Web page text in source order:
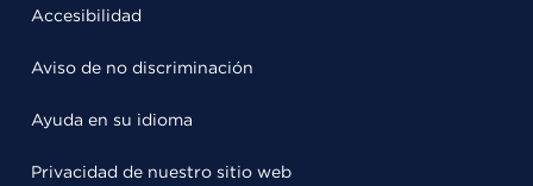
Accesibilidad
Aviso de no discriminación
Ayuda en su idioma
Privacidad de nuestro sitio web